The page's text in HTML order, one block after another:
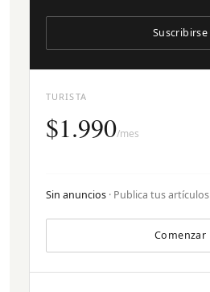
TURISTA
$1.990/mes
Sin anuncios · Publica tus artículos
Comenzar
Suscribirse